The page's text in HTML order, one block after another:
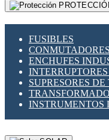
FUSIBLES
ENCHUFES
SUPRESORES
INSTRUMENTOS